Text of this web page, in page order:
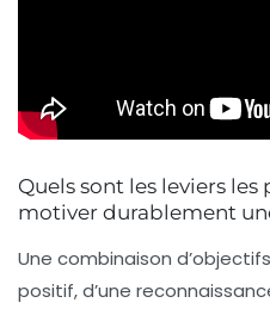
Quels sont les leviers
motiver durablement
Une combinaison
positif, d’une